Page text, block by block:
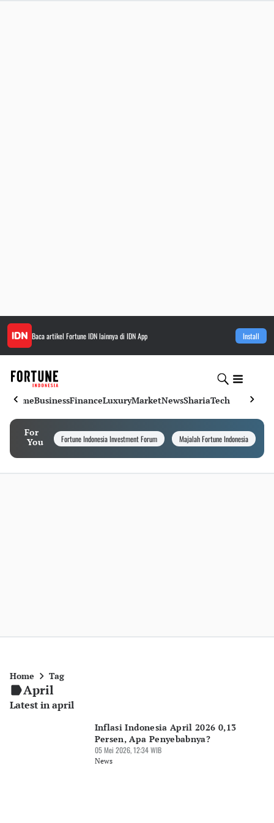
Baca artikel Fortune IDNlainnya di IDN App Install
HomeBusinessFinanceLuxuryMarketNewsShariaTech
For
You
Fortune Indonesia Investment Forum Majalah Fortune Indonesia
Home Tag
April
Latest in april
Inflasi Indonesia April 2026 0,13
Persen, Apa Penyebabnya?
05 Mei 2026, 12:34 WIB
News